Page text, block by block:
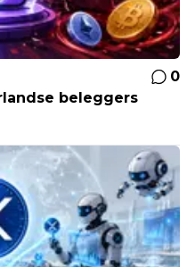
0
beleggers